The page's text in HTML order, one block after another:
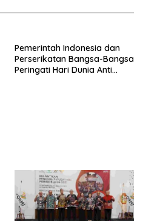
Pemerintah Indonesia dan
Perserikatan Bangsa-Bangsa
Peringati Hari Dunia Anti